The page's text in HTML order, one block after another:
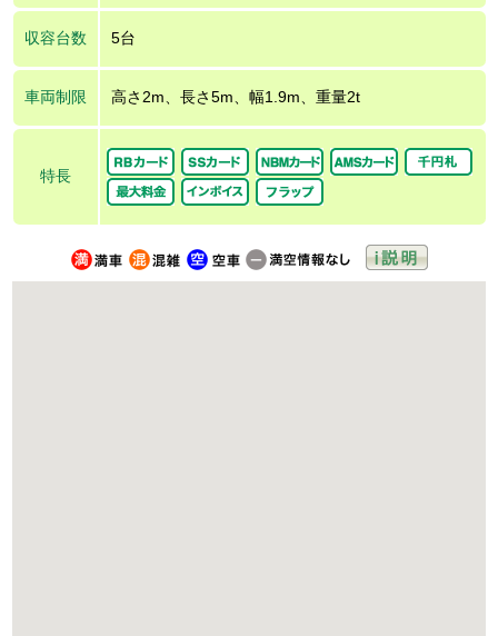
収容台数 5台
車両制限 高さ2m、長さ5m、幅1.9m、重量2t
特長